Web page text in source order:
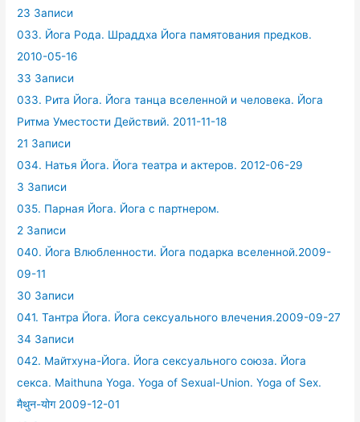
23 Записи
033. Йога Рода. Шраддха Йога памятования предков.
2010-05-16
33 Записи
033. Рита Йога. Йога танца вселенной и человека. Йога
Ритма Уместости Действий. 2011-11-18
21 Записи
034. Натья Йога. Йога театра и актеров. 2012-06-29
3 Записи
035. Парная Йога. Йога с партнером.
2 Записи
040. Йога Влюбленности. Йога подарка вселенной.2009-
09-11
30 Записи
041. Тантра Йога. Йога сексуального влечения.2009-09-27
34 Записи
042. Майтхуна-Йога. Йога сексуального союза. Йога
секса. Maithuna Yoga. Yoga of Sexual-Union. Yoga of Sex.
मैथुन-योग 2009-12-01